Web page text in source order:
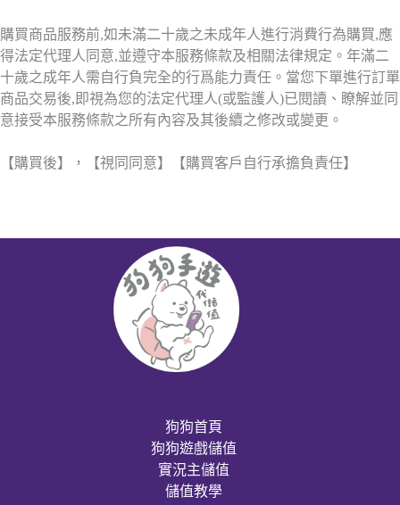
購買商品服務前,如未滿二十歲之未成年人進行消費行為購買,應
得法定代理人同意,並遵守本服務條款及相關法律規定。年滿二
十歲之成年人需自行負完全的行爲能力責任。當您下單進行訂單
商品交易後,即視為您的法定代理人(或監護人)已閱讀、瞭解並同
意接受本服務條款之所有內容及其後續之修改或變更。
【購買後】，【視同同意】【購買客戶自行承擔負責任】
狗狗首頁
狗狗遊戲儲值
實況主儲值
儲值教學